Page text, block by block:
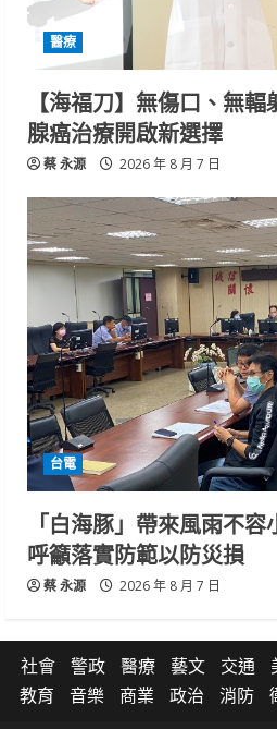
醫療
【海福刀】無傷口、無
腺癌治療開啟新選擇
蔡 永源 2026 年 8 月 7 日
台電
「白海豚」帶來風雨不
呼籲落實防範以防災損
蔡 永源 2026 年 8 月 7 日
社會 警政 醫療 藝文 交通
教育
音樂 商業 政治 消防